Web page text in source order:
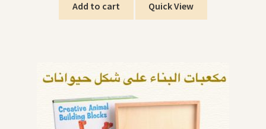
Add to cart Quick View